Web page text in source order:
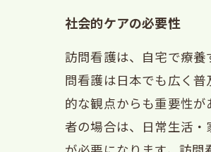
社会的ケアの必要性
訪問看護は、自宅で療
問看護は日本でも広く
的な観点からも重要性
者の場合は、日常生活